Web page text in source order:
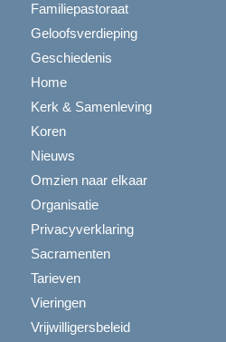
Familiepastoraat
Geloofsverdieping
Geschiedenis
Home
Kerk & Samenleving
Koren
Nieuws
Omzien naar elkaar
Organisatie
Privacyverklaring
Sacramenten
Tarieven
Vieringen
Vrijwilligersbeleid